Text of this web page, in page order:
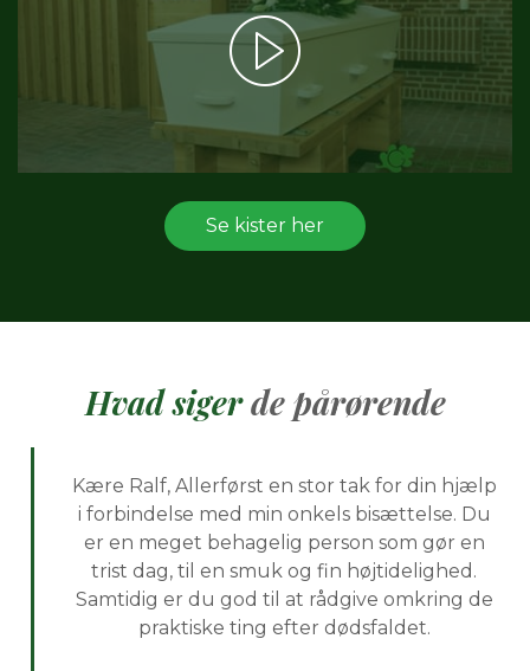
Se kister her
Hvad sigerde pårørende
Jeg vil takke Jeanette for at yde tryghed og
god service hele vejen igennem
Anette Mortensen